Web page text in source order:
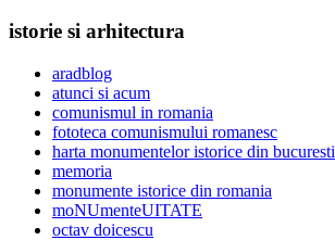
istorie si arhitectura
aradblog
atunci si acum
comunismul in romania
fototeca comunismului romanesc
harta monumentelor istorice din bucuresti
memoria
monumente istorice din romania
moNUmenteUITATE
octav doicescu